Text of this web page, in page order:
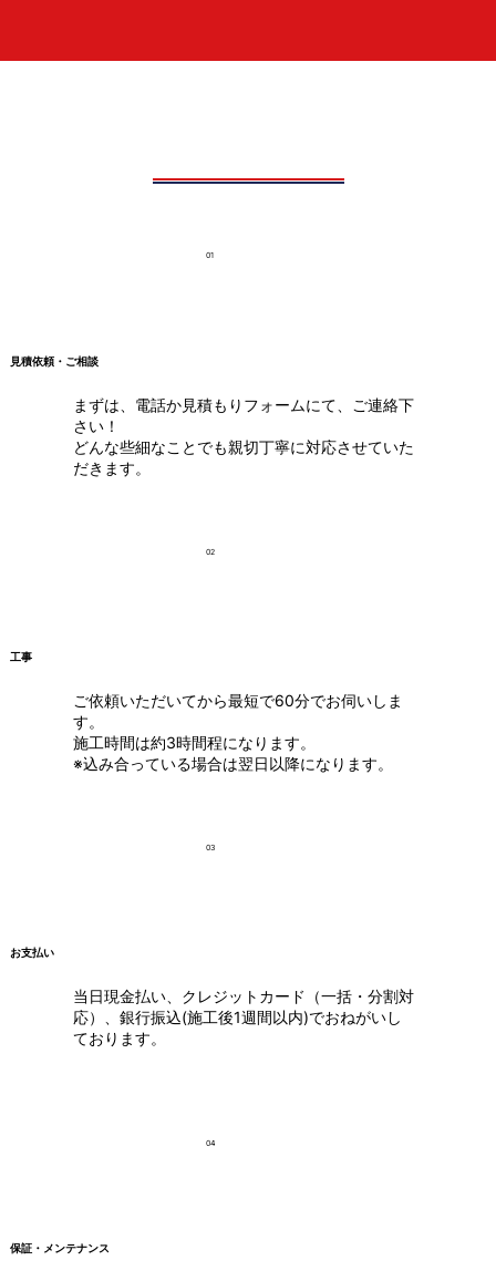
01
まずは、電話か見積もりフォームにて、ご連絡下
さい！
どんな些細なことでも親切丁寧に対応させていた
だきます。
見積依頼・ご相談
02
ご依頼いただいてから最短で60分でお伺いしま
す。
施工時間は約3時間程になります。
※込み合っている場合は翌日以降になります。
工事
03
当日現金払い、クレジットカード（一括・分割対
応）、銀行振込(施工後1週間以内)でおねがいし
ております。
お支払い
04
保証・メンテナンス